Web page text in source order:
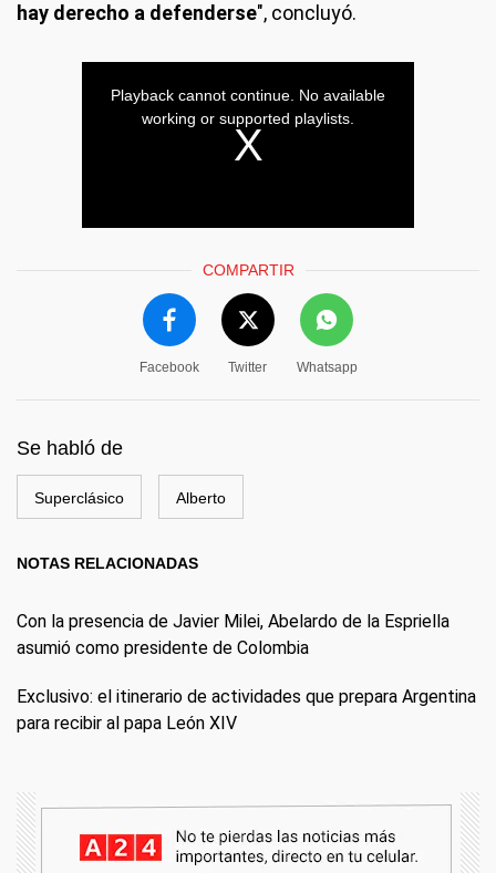
hay derecho a defenderse", concluyó.
COMPARTIR
Facebook Twitter Whatsapp
Se habló de
Superclásico Alberto
NOTAS RELACIONADAS
Con la presencia de Javier Milei, Abelardo de la Espriella
asumió como presidente de Colombia
Exclusivo: el itinerario de actividades que prepara Argentina
para recibir al papa León XIV